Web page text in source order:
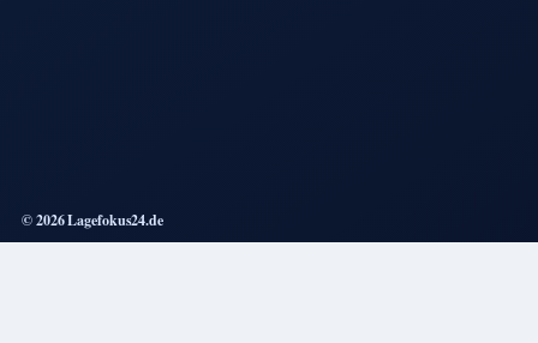
© 2026 Lagefokus24.de